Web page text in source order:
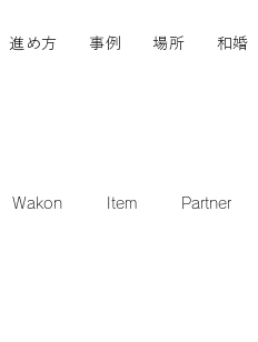
進め方 事例 場所 和婚
Wakon Item Partner